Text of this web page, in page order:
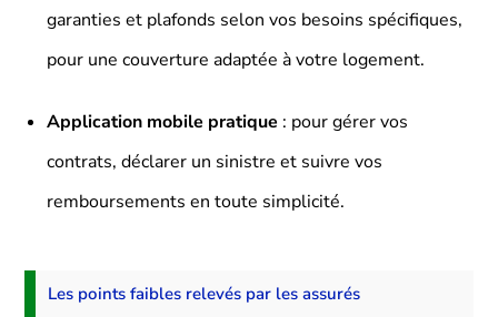
garanties et plafonds selon vos besoins spécifiques,
pour une couverture adaptée à votre logement.
Application mobile pratique : pour gérer vos
contrats, déclarer un sinistre et suivre vos
remboursements en toute simplicité.
Les points faibles relevés par les assurés